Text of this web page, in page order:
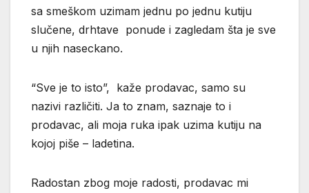
sa smeškom uzimam jednu po jednu kutiju
slučene, drhtave ponude i zagledam šta je sve
u njih naseckano.
“Sve je to isto”, kaže prodavac, samo su
nazivi različiti. Ja to znam, saznaje to i
prodavac, ali moja ruka ipak uzima kutiju na
kojoj piše – ladetina.
Radostan zbog moje radosti, prodavac mi